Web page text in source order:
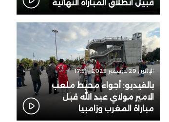
قبيل انطلاق المباراة النهائية
الإثنين 29 ديسمبر 2025 - 17:51
بالفيديو: أجواء محيط ملعب
الامير مولاي عبد الله قبل
مباراة المغرب وزامبيا